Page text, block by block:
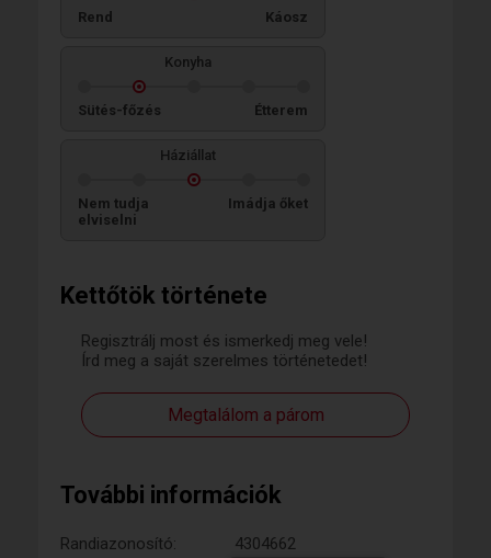
Kettőtök története
Regisztrálj most és ismerkedj meg vele!
Írd meg a saját szerelmes történetedet!
Megtalálom a párom
További információk
Randiazonosító:
4304662
Rend Káosz
Konyha
Sütés-főzés Étterem
Háziállat
Nem tudja
elviselni
Imádja őket